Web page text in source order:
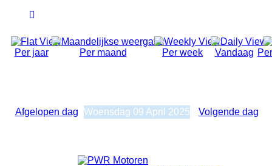
Per jaar Per maand Per week Vandaag
Afgelopen dag Woensdag 09 April 2025 Volgende dag